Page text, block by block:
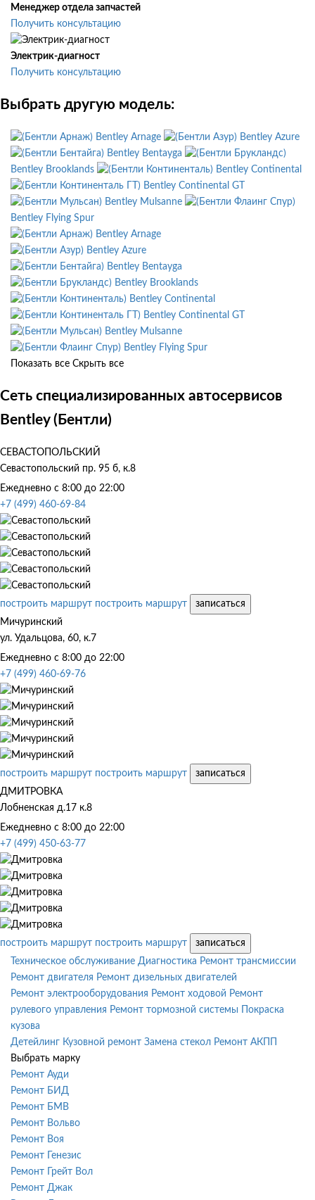
Менеджер отдела запчастей
Получить консультацию
Электрик-диагност
Получить консультацию
Выбрать другую модель:
Bentley Arnage
Bentley Azure
Bentley Bentayga
Bentley Brooklands
Bentley Continental
Bentley Continental GT
Bentley Mulsanne
Bentley Flying Spur
Bentley Arnage
Bentley Azure
Bentley Bentayga
Bentley Brooklands
Bentley Continental
Bentley Continental GT
Bentley Mulsanne
Bentley Flying Spur
Показать все Скрыть все
Сеть специализированных автосервисов
Bentley (Бентли)
СЕВАСТОПОЛЬСКИЙ
Севастопольский пр. 95 б, к.8
Ежедневно с 8:00 до 22:00
+7 (499) 460-69-84
построить маршрут построить маршрут
записаться
Мичуринский
ул. Удальцова, 60, к.7
Ежедневно с 8:00 до 22:00
+7 (499) 460-69-76
построить маршрут построить маршрут
записаться
ДМИТРОВКА
Лобненская д.17 к.8
Ежедневно с 8:00 до 22:00
+7 (499) 450-63-77
построить маршрут построить маршрут
записаться
Техническое обслуживание Диагностика Ремонт трансмиссии
Ремонт двигателя Ремонт дизельных двигателей
Ремонт электрооборудования Ремонт ходовой Ремонт
рулевого управления Ремонт тормозной системы
Покраска
кузова
Детейлинг Кузовной ремонт Замена стекол Ремонт АКПП
Выбрать марку
Ремонт Ауди
Ремонт БИД
Ремонт БМВ
Ремонт Вольво
Ремонт Воя
Ремонт Генезис
Ремонт Грейт Вол
Ремонт Джак